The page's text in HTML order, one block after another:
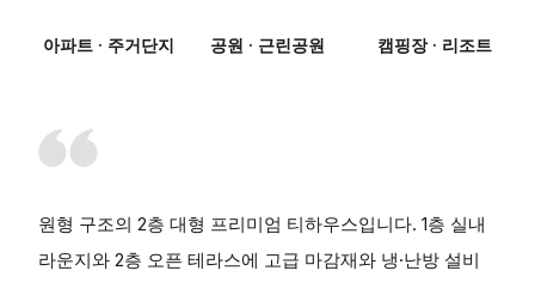
아파트 · 주거단지 공원 · 근린공원 캠핑장 · 리조트
원형 구조의 2층 대형 프리미엄 티하우스입니다. 1층 실내
라운지와 2층 오픈 테라스에 고급 마감재와 냉·난방 설비